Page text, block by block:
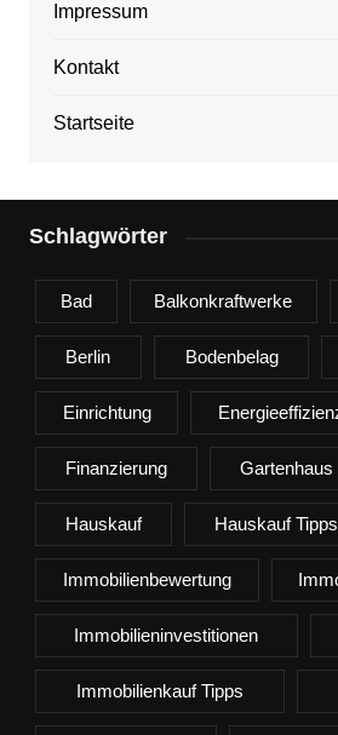
Impressum
Kontakt
Startseite
Schlagwörter
Bad Balkonkraftwerke
Berlin Bodenbelag
Einrichtung
Finanzierung Gartenhaus
Hauskauf Hauskauf Tipps
Immobilienbewertung
Immobilieninvestitionen
Immobilienkauf Tipps